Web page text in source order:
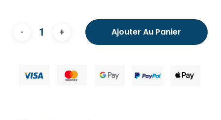
Ajouter Au Panier